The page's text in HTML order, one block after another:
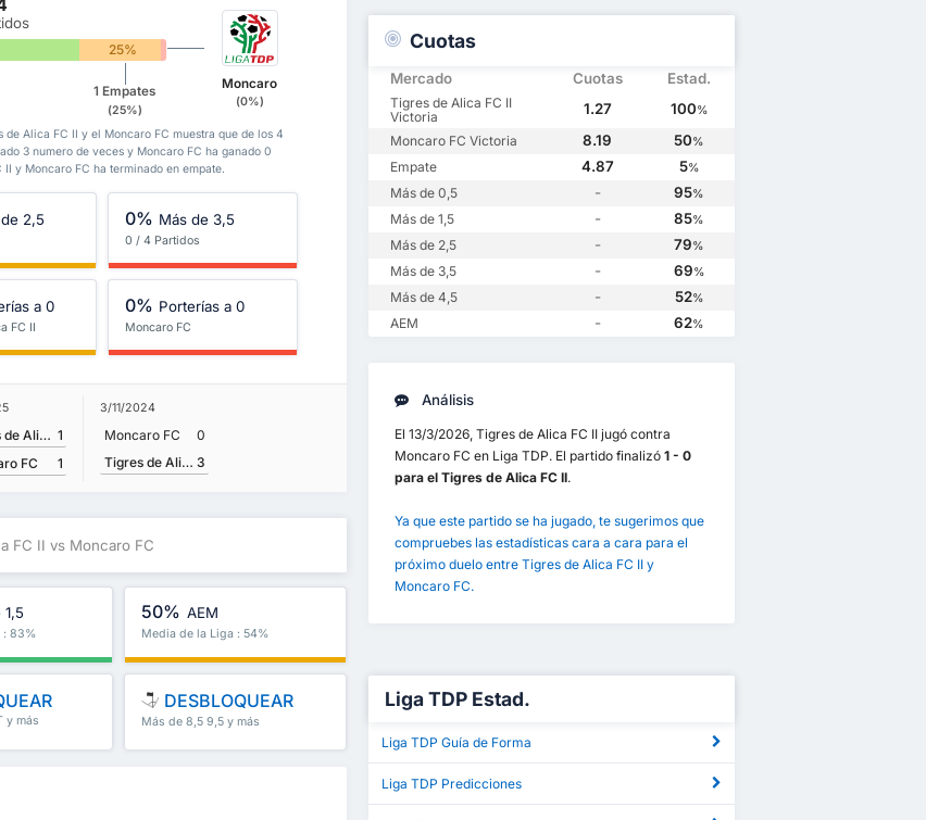
25% 0%
1 Empates
(25%)
Moncaro
(0%)
Alica FC II y el Moncaro FC muestra que de los 4
3 numero de veces y Moncaro FC ha ganado 0
y Moncaro FC ha terminado en empate.
2,5 0% Más de 3,5
0 / 4 Partidos
a 0
FC II
0% Porterías a 0
Moncaro FC
Tigres de Alica FC II 1
FC
1
3/11/2024
Moncaro FC
0
Tigres de Alica FC II 3
FC II vs Moncaro FC
1,5
: 83%
50% AEM
Media de la Liga : 54%
y más
DESBLOQUEAR
Más de 8,5 9,5 y más
Cuotas
Mercado Cuotas Estad.
Tigres de Alica FC II
Victoria
1.27 100%
Moncaro FC Victoria 8.19 50%
Empate 4.87 5%
Más de 0,5 - 95%
Más de 1,5 - 85%
Más de 2,5 - 79%
Más de 3,5 - 69%
Más de 4,5 - 52%
AEM - 62%
Análisis
El 13/3/2026, Tigres de Alica FC II jugó contra
Moncaro FC en Liga TDP. El partido finalizó 1 - 0
para el Tigres de Alica FC II.
Ya que este partido se ha jugado, te sugerimos que
compruebes las estadísticas cara a cara para el
próximo duelo entre Tigres de Alica FC II y
Moncaro FC.
Liga TDP Estad.
Liga TDP Guía de Forma
Liga TDP Predicciones